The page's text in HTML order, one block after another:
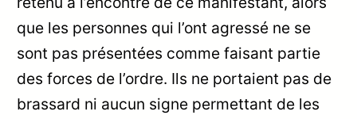
que les personnes qui l’ont agressé ne se
sont pas présentées comme faisant partie
des forces de l’ordre. Ils ne portaient pas de
brassard ni aucun signe permettant de les